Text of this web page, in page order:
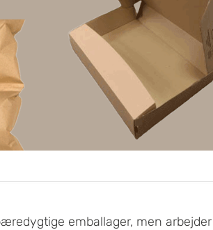
emballager, men